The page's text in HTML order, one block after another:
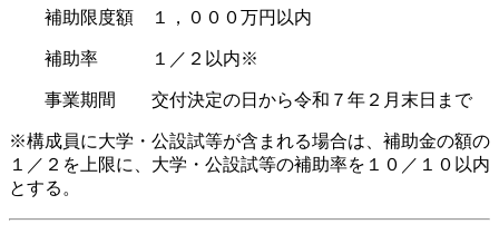
補助限度額 １，０００万円以内
補助率 １／２以内※
事業期間 交付決定の日から令和７年２月末日まで
※構成員に大学・公設試等が含まれる場合は、補助金の額の
１／２を上限に、大学・公設試等の補助率を１０／１０以内
とする。